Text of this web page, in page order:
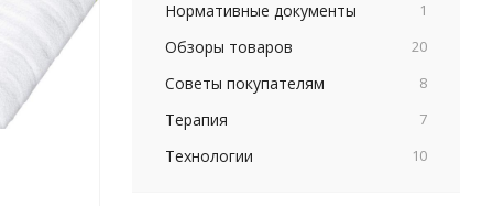
Нормативные документы 1
Обзоры товаров 20
Советы покупателям 8
Терапия 7
Технологии 10